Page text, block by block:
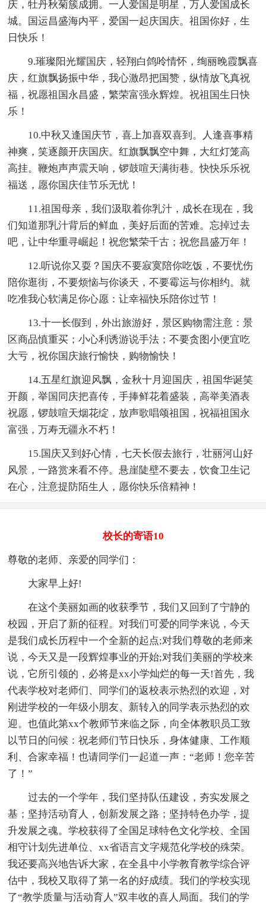
庆，牡丹秋菊簇成拥。一人爱国是明星，万人爱国成长
城。国运昌盛海内平，爱国一起庆国庆。祖国你好，生
日快乐！
9.璀璨阳光耀国庆，轻翔白鸽呤情怀，绚丽晚霞飘喜
庆，红旗飘扬振中华，我心激昂把国赞，纵情放飞真祝
福，祝愿祖国永昌盛，繁荣富强永辉煌。祝祖国生日快
乐！
10.中秋又逢国庆节，喜上加喜双喜到。人逢喜事精
神爽，笑逐颜开庆国庆。红旗飘飘空中舞，大红灯笼高
高挂。鞭炮声声震天响，锣鼓喧天满街巷。快快乐乐祝
福送，愿你国庆佳节乐无忧！
11.祖国母亲，我们汲取着你乳汁，成长在现在，我
们知道那乳汁背后的鲜血，美好后面的苦难。忘掉过去
吧，让中华重寻崛起！祝您繁荣千古；祝您昌盛万年！
12.听说你又耍？国庆不要寂寞陪你吃饭，不要忧伤
陪你逛街，不要烦恼与你谈天，不要霉运与你相约。就
吃准我心软满足你心愿：让幸福快乐陪你过节！
13.十一长假到，外出旅游好，景区购物需注意：景
区商品慎重买；小心利诱游说手法；不要贪图小便宜吃
大亏，祝你国庆旅行愉快，购物愉快！
14.五星红旗迎风飘，金秋十月迎国庆，祖国华诞笑
开颜，举国同庆把喜传，手捧鲜花着盛装，高举美酒表
祝愿，锣鼓喧天烟花绽，放声歌唱颂祖国，祝福祖国永
富强，万寿无疆永不朽！
15.国庆又到好心情，七天长假去旅行，壮丽河山好
风景，一路赏来看不停。悬崖陡壁不要去，饮食卫生记
在心，注意提防陌生人，愿你快乐倍精神！
校长的寄语10
尊敬的老师、亲爱的同学们：
大家早上好!
在这个美丽如画的收获季节，我们又回到了宁静的
校园，开启了新的征程。对我们可爱的同学来说，今天
是我们成长历程中一个全新的起点;对我们尊敬的老师来
说，今天又是一段辉煌事业的开始;对我们美丽的学校来
说，它所引领的，必将是xx小学灿烂的每一天!首先，我
代表学校对老师们、同学们的返校表示热烈的欢迎，对
刚进学校的一年级小朋友、新转入的同学表示热烈的欢
迎。也值此第xx个教师节来临之际，向全体教职员工致
以节日的问候：祝老师们节日快乐，身体健康、工作顺
利、合家幸福！也请同学们一起道一声：“老师！您辛苦
了！”
过去的一个学年，我们坚持队伍建设，夯实发展之
基；坚持活动育人，创新发展之路；坚持特色办学，提
升发展之魂。学校获得了全国足球特色文化学校、全国
相守计划先进单位、xx省语言文字规范化学校的殊荣。
我还要高兴地告诉大家，在全县中小学教育教学综合评
估中，我校又取得了第一名的好成绩。我们的学校实现
了“教学质量与活动育人”双丰收的喜人局面。我们的学